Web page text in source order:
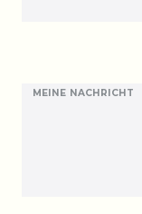
MEINE NACHRICHT